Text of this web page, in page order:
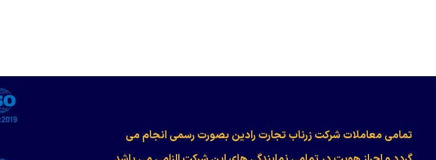
​​​​​​تمامی معاملات شرکت زرناب تجارت رادین بصورت رسمی انجام می